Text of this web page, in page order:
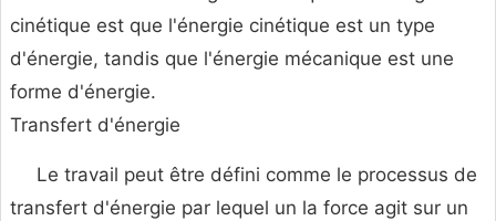
cinétique est que l'énergie cinétique est un type
d'énergie, tandis que l'énergie mécanique est une
forme d'énergie.
Transfert d'énergie
Le travail peut être défini comme le processus de
transfert d'énergie par lequel un la force agit sur un